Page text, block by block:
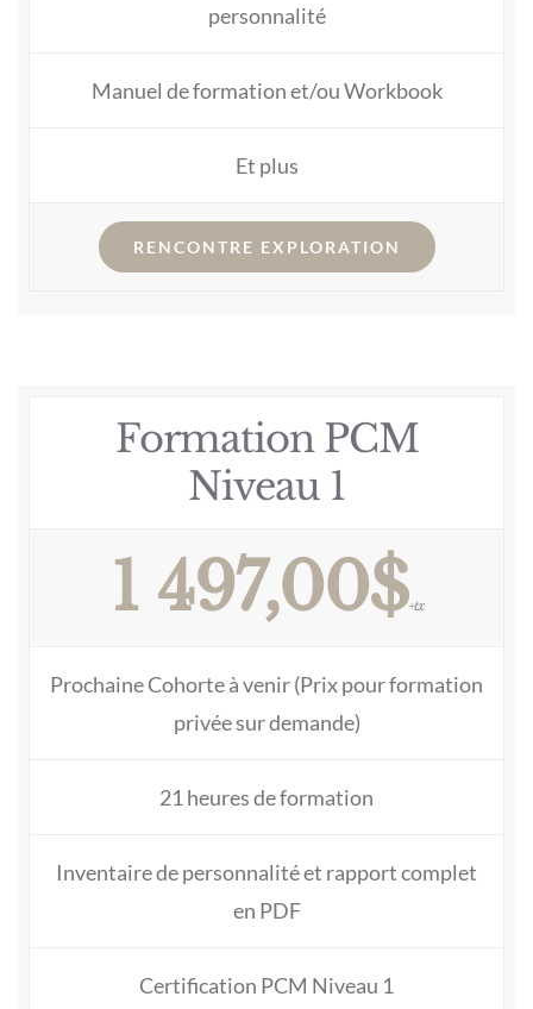
personnalité
Manuel de formation et/ou Workbook
Et plus
RENCONTRE EXPLORATION
Formation PCM
Niveau 1
1 497,00$+tx
Prochaine Cohorte à venir (Prix pour formation
privée sur demande)
21 heures de formation
Inventaire de personnalité et rapport complet
en PDF
Certification PCM Niveau 1